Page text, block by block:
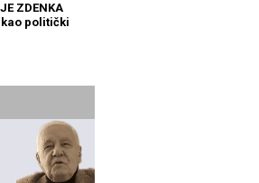
ZDENKA
kao politički